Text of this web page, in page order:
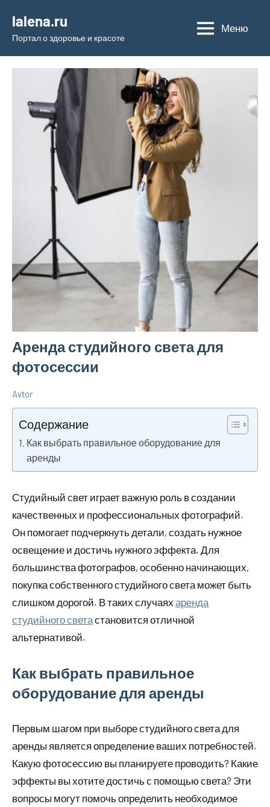
содержимому
lalena.ru
Портал о здоровье и красоте
Меню
Аренда студийного света для
фотосессии
Avtor
Содержание
Как выбрать правильное оборудование для
аренды
Студийный свет играет важную роль в создании
качественных и профессиональных фотографий.
Он помогает подчеркнуть детали, создать нужное
освещение и достичь нужного эффекта. Для
большинства фотографов, особенно начинающих,
покупка собственного студийного света может быть
слишком дорогой. В таких случаях аренда
студийного света становится отличной
альтернативой.
Как выбрать правильное
оборудование для аренды
Первым шагом при выборе студийного света для
аренды является определение ваших потребностей.
Какую фотосессию вы планируете проводить? Какие
эффекты вы хотите достичь с помощью света? Эти
вопросы могут помочь определить необходимое